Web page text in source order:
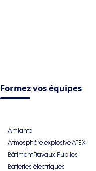
Formez vos équipes
Amiante
Atmosphère explosive ATEX
Bâtiment Travaux Publics
Batteries électriques